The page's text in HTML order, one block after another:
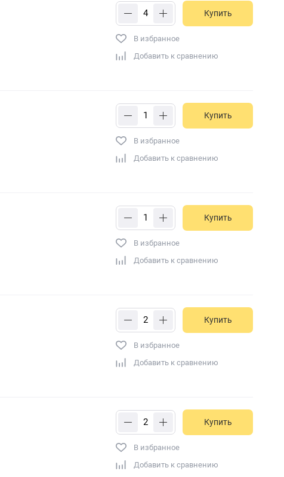
Купить
В избранное
Добавить к сравнению
Купить
В избранное
Добавить к сравнению
Купить
В избранное
Добавить к сравнению
Купить
В избранное
Добавить к сравнению
Купить
В избранное
Добавить к сравнению